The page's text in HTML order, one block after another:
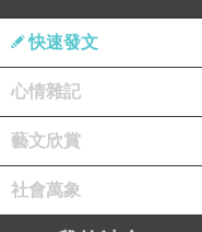
快速發文
心情雜記
藝文欣賞
社會萬象